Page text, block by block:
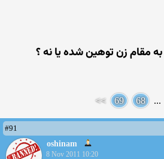
به مقام زن توهین شده یا نه ؟
68
69
>>
#91
oshinam
8 Nov 2011 10:20